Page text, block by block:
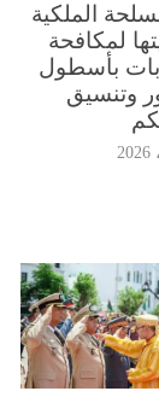
الملكية
لمكافحة
بأسطول
وتنسيق